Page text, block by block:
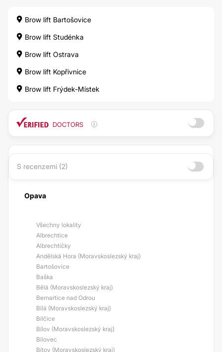
Brow lift Bartošovice
Brow lift Studénka
Brow lift Ostrava
Brow lift Kopřivnice
Brow lift Frýdek-Místek
DOCTORS
S recenzemi (2)
Opava
Všechny lokality
Albrechtice
Albrechtičky
Andělská Hora (Moravskoslezský kraj)
Bartošovice
Baška
Bělá (Moravskoslezský kraj)
Bernartice nad Odrou
Bílá (Moravskoslezský kraj)
Bílčice
Bílov (Moravskoslezský kraj)
Bílovec
Bítov (Moravskoslezský kraj)